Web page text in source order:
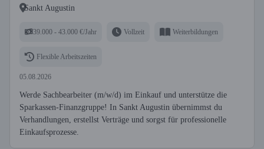
Sankt Augustin
39.000 - 43.000 €/Jahr Vollzeit Weiterbildungen
Flexible Arbeitszeiten
05.08.2026
Werde Sachbearbeiter (m/w/d) im Einkauf und unterstütze die
Sparkassen-Finanzgruppe! In Sankt Augustin übernimmst du
Verhandlungen, erstellst Verträge und sorgst für professionelle
Einkaufsprozesse.